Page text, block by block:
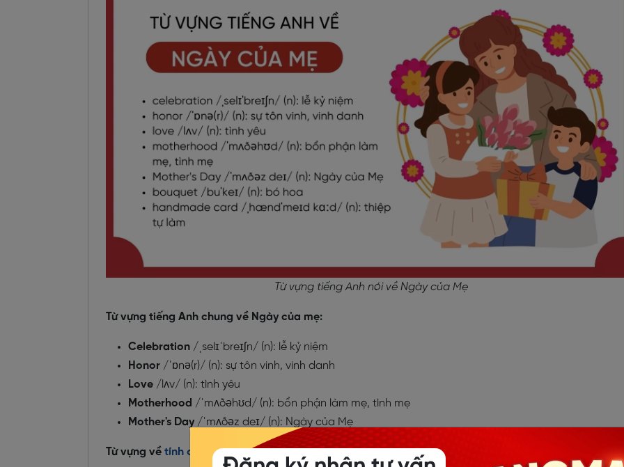
Từ vựng tiếng Anh nói về Ngày của Mẹ
Từ vựng tiếng Anh chung về Ngày của mẹ:
Celebration /ˌselɪˈbreɪʃn/ (n): lễ kỷ niệm
Honor /ˈɒnə(r)/ (n): sự tôn vinh, vinh danh
Love /lʌv/ (n): tình yêu
Motherhood /ˈmʌðəhʊd/ (n): bổn phận làm mẹ, tình mẹ
Mother's Day /ˈmʌðəz deɪ/ (n): Ngày của Mẹ
Từ vựng về tính cách , đặc điểm của mẹ: